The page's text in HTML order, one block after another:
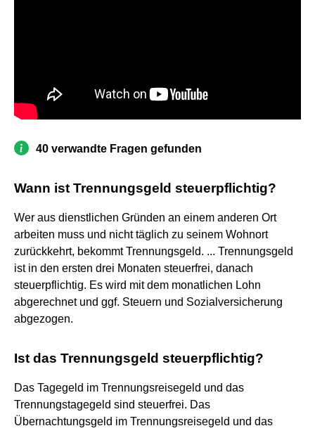
40 verwandte Fragen gefunden
Wann ist Trennungsgeld steuerpflichtig?
Wer aus dienstlichen Gründen an einem anderen Ort
arbeiten muss und nicht täglich zu seinem Wohnort
zurückkehrt, bekommt Trennungsgeld. ... Trennungsgeld
ist in den ersten drei Monaten steuerfrei, danach
steuerpflichtig. Es wird mit dem monatlichen Lohn
abgerechnet und ggf. Steuern und Sozialversicherung
abgezogen.
Ist das Trennungsgeld steuerpflichtig?
Das Tagegeld im Trennungsreisegeld und das
Trennungstagegeld sind steuerfrei. Das
Übernachtungsgeld im Trennungsreisegeld und das